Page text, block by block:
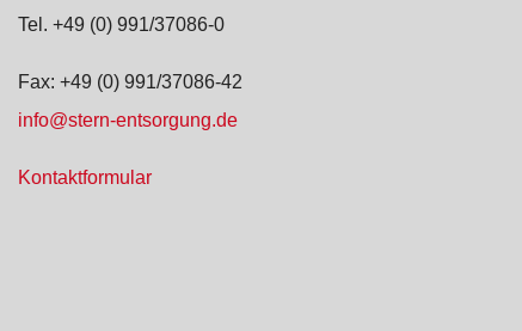
Tel. +49 (0) 991/37086-0
Fax: +49 (0) 991/37086-42
info@stern-entsorgung.de
Kontaktformular